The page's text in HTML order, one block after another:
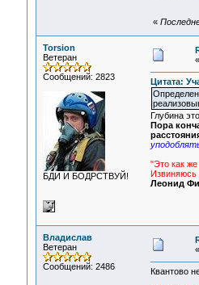
«
Torsion
Ветеран
Сообщений: 2823
БДИ И БОДРСТВУЙ!
«
Цитата:
Глубина
Пора
"Это как
Извиняюсь
Леонид
Владислав
Ветеран
Сообщений: 2486
«
Квантово